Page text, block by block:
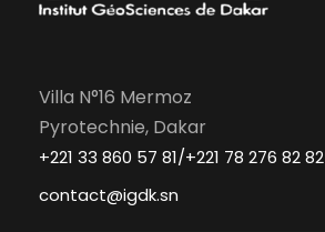
Villa N°16 Mermoz
Pyrotechnie, Dakar
+221 33 860 57 81/+221 78 276 82 82
contact@igdk.sn